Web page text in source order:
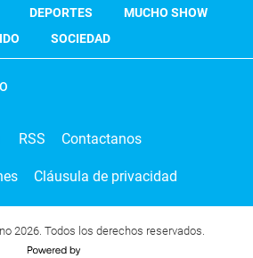
DEPORTES
MUCHO SHOW
SOCIEDAD
RSS Contactanos
Cláusula de privacidad
2026. Todos los derechos reservados.